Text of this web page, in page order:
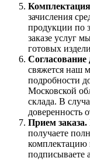
зачисления
продукции по
заказе услуг
готовых
Согласование
свяжется наш
подробности
Московской
склада. В
доверенность
Прием заказа.
получаете
комплектацию
подписываете